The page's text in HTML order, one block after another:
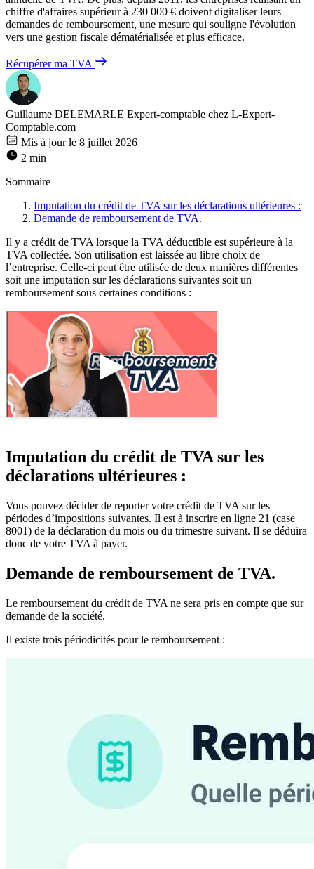
chiffre d'affaires supérieur à 230 000 € doivent digitaliser leurs
demandes de remboursement, une mesure qui souligne l'évolution
vers une gestion fiscale dématérialisée et plus efficace.
Récupérer ma TVA
Guillaume DELEMARLE Expert-comptable chez L-Expert-
Comptable.com
Mis à jour le 8 juillet 2026
2 min
Sommaire
Imputation du crédit de TVA sur les déclarations ultérieures :
Demande de remboursement de TVA.
Il y a crédit de TVA lorsque la TVA déductible est supérieure à la
TVA collectée. Son utilisation est laissée au libre choix de
l’entreprise. Celle-ci peut être utilisée de deux manières différentes
soit une imputation sur les déclarations suivantes soit un
remboursement sous certaines conditions :
Imputation du crédit de TVA sur les
déclarations ultérieures :
Vous pouvez décider de reporter votre crédit de TVA sur les
périodes d’impositions suivantes. Il est à inscrire en ligne 21 (case
8001) de la déclaration du mois ou du trimestre suivant. Il se déduira
donc de votre TVA à payer.
Demande de remboursement de TVA.
Le remboursement du crédit de TVA ne sera pris en compte que sur
demande de la société.
Il existe trois périodicités pour le remboursement :